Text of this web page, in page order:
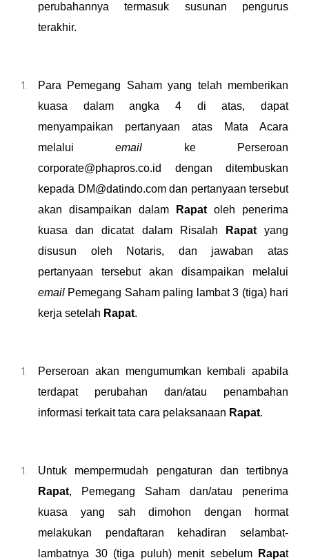
perubahannya termasuk susunan pengurus
terakhir.
Para Pemegang Saham yang telah memberikan
kuasa dalamangka 4 di atas, dapat
menyampaikan pertanyaan atas Mata Acara
melaluiemail ke Perseroan
corporate@phapros.co.id
dengan ditembuskan
kepada DM@datindo.comdan pertanyaan tersebut
akan disampaikan dalam Rapat oleh penerima
kuasa dan dicatat dalam Risalah Rapatyang
disusun oleh Notaris, dan jawaban atas
pertanyaan tersebut akan disampaikan melalui
email Pemegang Saham paling lambat3 (tiga) hari
kerja setelah Rapat.
Perseroan akan mengumumkan kembali apabila
terdapat perubahan dan/atau penambahan
informasi terkait tata cara pelaksanaan Rapat.
Untuk mempermudah pengaturan dan tertibnya
Rapat, Pemegang Saham dan/atau penerima
kuasa yang sah dimohon dengan hormat
melakukan pendaftaran kehadiran selambat-
lambatnya 30 (tiga puluh) menit sebelum
Rapat